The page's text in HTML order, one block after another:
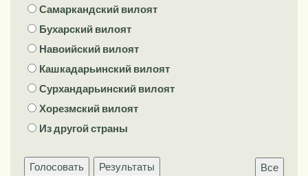
Самаркандский вилоят
Бухарский вилоят
Навоийский вилоят
Кашкадарьинский вилоят
Сурхандарьинский вилоят
Хорезмский вилоят
Из другой страны
Голосовать Результаты Все